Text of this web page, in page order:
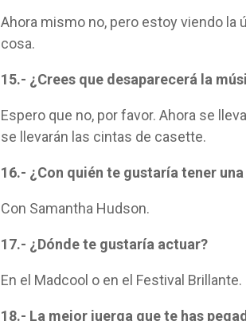
Ahora mismo no, pero estoy viendo la
cosa.
15.- ¿Crees que desaparecerá la
Espero que no, por favor. Ahora se
se llevarán las cintas de casette.
16.- ¿Con quién te gustaría tener
Con Samantha Hudson.
17.- ¿Dónde te gustaría actuar?
En el Madcool o en el Festival Brillante.
18.- La mejor juerga que te has